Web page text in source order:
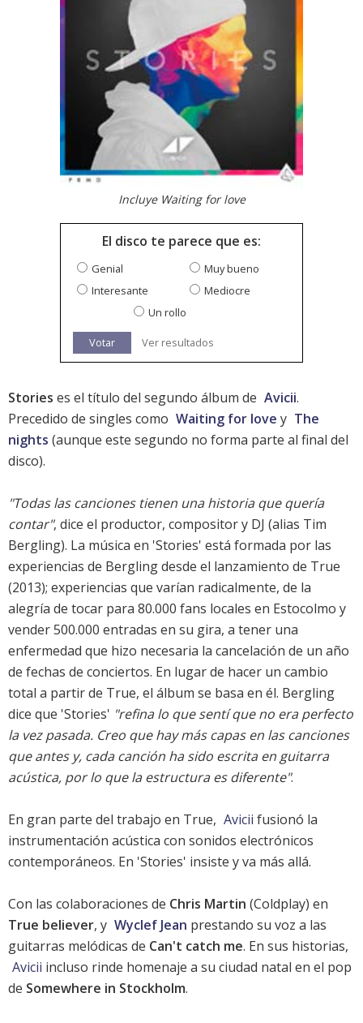
Incluye Waiting for love
El disco te parece que es:
Genial
Muy bueno
Interesante
Mediocre
Un rollo
Votar Ver resultados
Stories es el título del segundo álbum de Avicii.
Precedido de singles como Waiting for love y The
nights (aunque este segundo no forma parte al final del
disco).
"Todas las canciones tienen una historia que quería
contar", dice el productor, compositor y DJ (alias Tim
Bergling). La música en 'Stories' está formada por las
experiencias de Bergling desde el lanzamiento de True
(2013); experiencias que varían radicalmente, de la
alegría de tocar para 80.000 fans locales en Estocolmo y
vender 500.000 entradas en su gira, a tener una
enfermedad que hizo necesaria la cancelación de un año
de fechas de conciertos. En lugar de hacer un cambio
total a partir de True, el álbum se basa en él. Bergling
dice que 'Stories' "refina lo que sentí que no era perfecto
la vez pasada. Creo que hay más capas en las canciones
que antes y, cada canción ha sido escrita en guitarra
acústica, por lo que la estructura es diferente".
En gran parte del trabajo en True, Avicii fusionó la
instrumentación acústica con sonidos electrónicos
contemporáneos. En 'Stories' insiste y va más allá.
Con las colaboraciones de Chris Martin (Coldplay) en
True believer, y Wyclef Jean prestando su voz a las
guitarras melódicas de Can't catch me. En sus historias,
Avicii incluso rinde homenaje a su ciudad natal en el pop
de Somewhere in Stockholm.